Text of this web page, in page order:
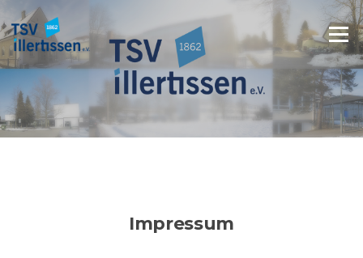
Inhalt
springen
Menü
Impressum